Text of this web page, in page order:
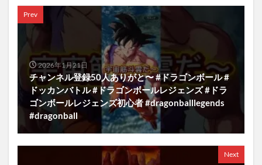
Prev
2026年1月21日
チャンネル登録50人ありがと〜 #ドラゴンボール #
ドッカンバトル #ドラゴンボールレジェンズ #ドラ
ゴンボールレジェンズ初心者 #dragonballlegends
#dragonball
Next